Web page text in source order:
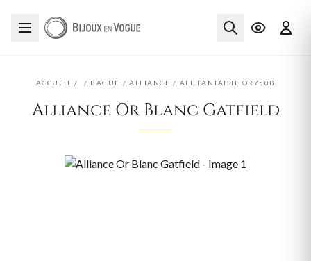
ACCUEIL / / BAGUE / ALLIANCE / ALL.FANTAISIE OR750B
Alliance Or Blanc Gatfield